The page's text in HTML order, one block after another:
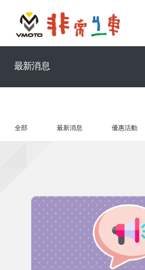
最新消息
全部 最新消息 優惠活動